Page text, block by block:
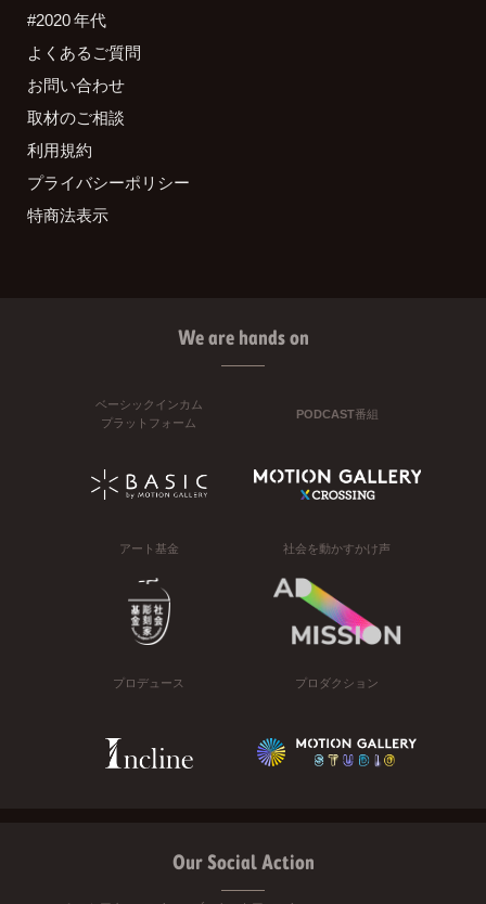
#2020 年代
よくあるご質問
お問い合わせ
取材のご相談
利用規約
プライバシーポリシー
特商法表示
We are hands on
ベーシックインカム
プラットフォーム
PODCAST番組
アート基金 社会を動かすかけ声
プロデュース プロダクション
Our Social Action